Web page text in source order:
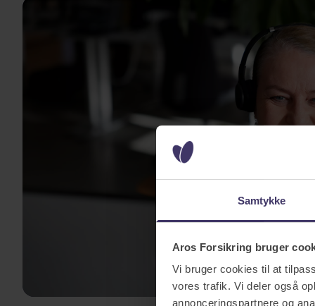
Samtykke
Aros Forsikring bruger
Vi bruger cookies til at
vores trafik. Vi deler også
annonceringspartnere og